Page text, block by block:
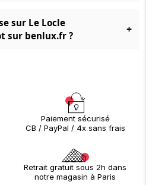
sur Le Locle
sur benlux.fr ?
+
Paiement sécurisé
CB / PayPal / 4x sans frais
Retrait gratuit sous 2h dans
notre magasin à Paris